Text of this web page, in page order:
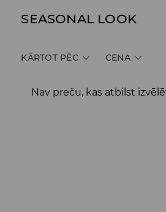
SEASONAL LOOK
KĀRTOT PĒC CENA
Nav preču, kas atbilst